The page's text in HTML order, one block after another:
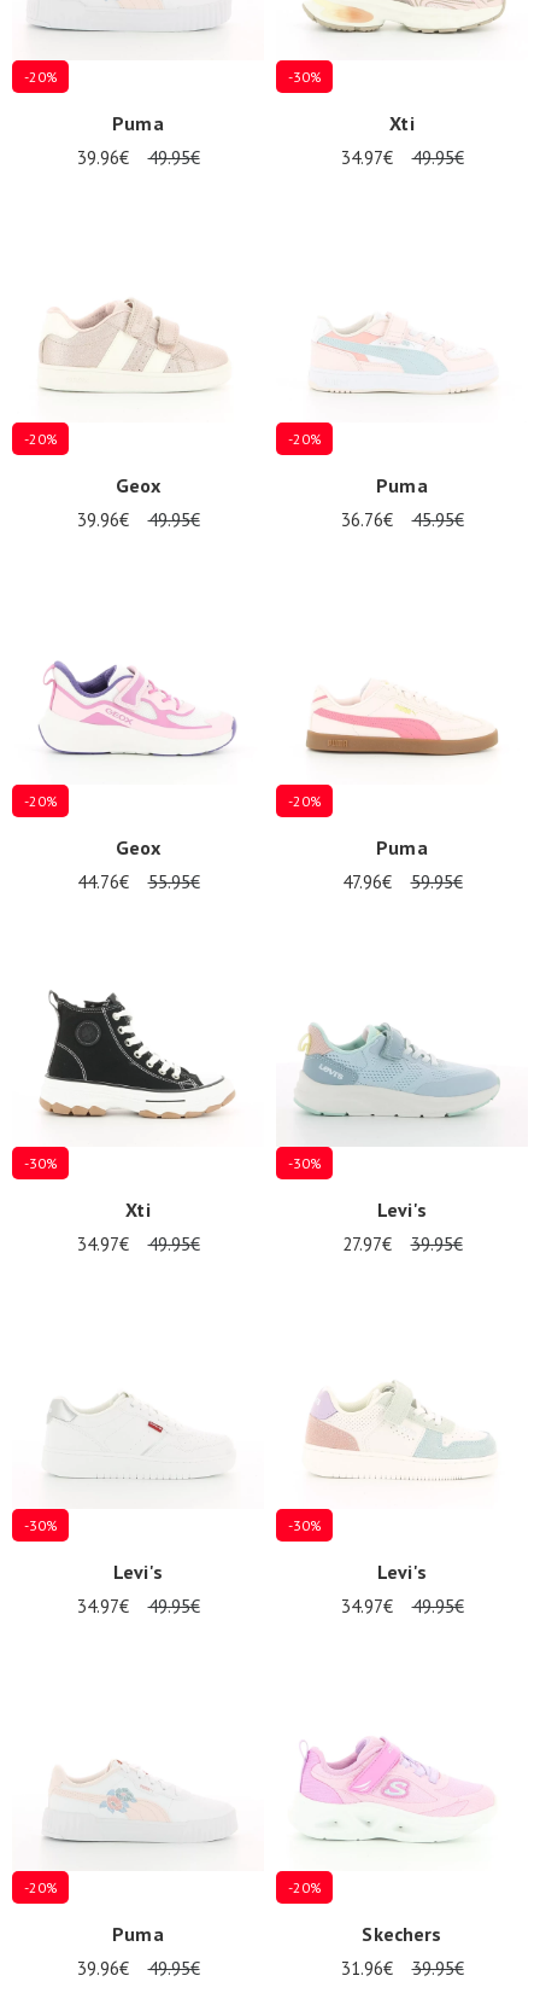
-20%
Puma
39.96€ 49.95€
-30%
Xti
34.97€ 49.95€
-20%
Geox
39.96€ 49.95€
-20%
Puma
36.76€ 45.95€
-20%
Geox
44.76€ 55.95€
-20%
Puma
47.96€ 59.95€
-30%
Xti
34.97€ 49.95€
-30%
Levi's
27.97€ 39.95€
-30%
Levi's
34.97€ 49.95€
-30%
Levi's
34.97€ 49.95€
-20%
Puma
39.96€ 49.95€
-20%
Skechers
31.96€ 39.95€